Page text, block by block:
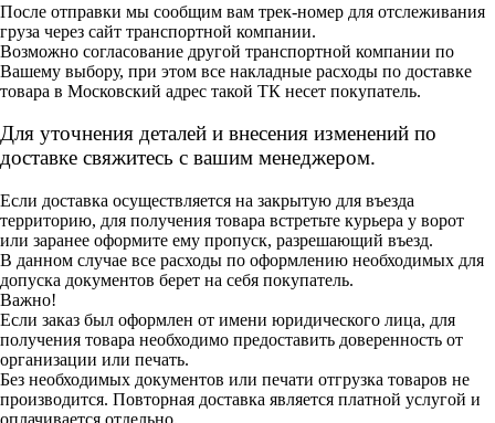
После отправки мы сообщим вам трек-номер для отслеживания
груза через сайт транспортной компании.
Возможно согласование другой транспортной компании по
Вашему выбору, при этом все накладные расходы по доставке
товара в Московский адрес такой ТК несет покупатель.
Для уточнения деталей и внесения изменений по
доставке свяжитесь с вашим менеджером.
Если доставка осуществляется на закрытую для въезда
территорию, для получения товара встретьте курьера у ворот
или заранее оформите ему пропуск, разрешающий въезд.
В данном случае все расходы по оформлению необходимых для
допуска документов берет на себя покупатель.
Важно!
Если заказ был оформлен от имени юридического лица, для
получения товара необходимо предоставить доверенность от
организации или печать.
Без необходимых документов или печати отгрузка товаров не
производится. Повторная доставка является платной услугой и
оплачивается отдельно.